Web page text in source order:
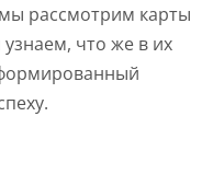
рассмотрим карты
что же в их